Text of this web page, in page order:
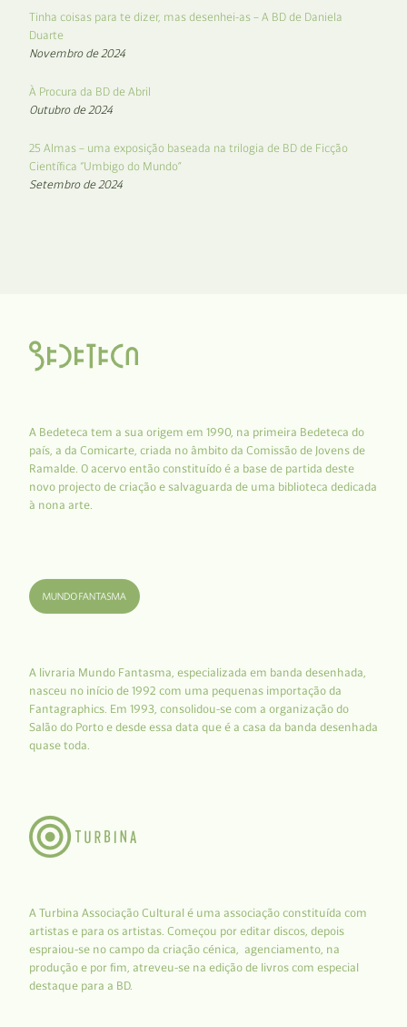
Tinha coisas para te dizer, mas desenhei-as – A BD de Daniela
Duarte
Novembro de 2024
À Procura da BD de Abril
Outubro de 2024
25 Almas – uma exposição baseada na trilogia de BD de Ficção
Científica “Umbigo do Mundo”
Setembro de 2024
A Bedeteca tem a sua origem em 1990, na primeira Bedeteca do
país, a da Comicarte, criada no âmbito da Comissão de Jovens de
Ramalde. O acervo então constituído é a base de partida deste
novo projecto de criação e salvaguarda de uma biblioteca dedicada
à nona arte.
A livraria Mundo Fantasma, especializada em banda desenhada,
nasceu no início de 1992 com uma pequenas importação da
Fantagraphics. Em 1993, consolidou-se com a organização do
Salão do Porto e desde essa data que é a casa da banda desenhada
quase toda.
A Turbina Associação Cultural é uma associação constituída com
artistas e para os artistas. Começou por editar discos, depois
espraiou-se no campo da criação cénica, agenciamento, na
produção e por fim, atreveu-se na edição de livros com especial
destaque para a BD.